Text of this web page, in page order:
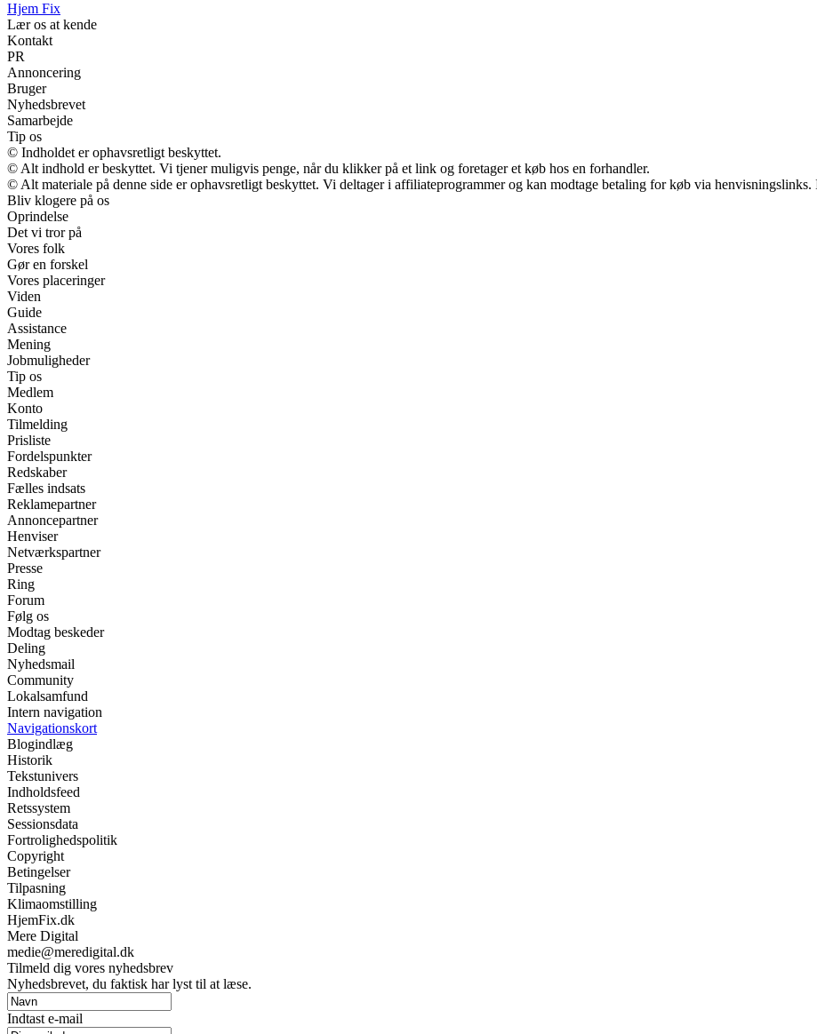
Hjem Fix
Lær os at kende
Kontakt
PR
Annoncering
Bruger
Nyhedsbrevet
Samarbejde
Tip os
© Indholdet er ophavsretligt beskyttet.
© Alt indhold er beskyttet. Vi tjener muligvis penge, når du klikker på et link og foretager et køb hos en forhandler.
© Alt materiale på denne side er ophavsretligt beskyttet. Vi deltager i affiliateprogrammer og kan modtage betaling for køb via
Bliv klogere på os
Oprindelse
Det vi tror på
Vores folk
Gør en forskel
Vores placeringer
Viden
Guide
Assistance
Mening
Jobmuligheder
Tip os
Medlem
Konto
Tilmelding
Prisliste
Fordelspunkter
Redskaber
Fælles indsats
Reklamepartner
Annoncepartner
Henviser
Netværkspartner
Presse
Ring
Forum
Følg os
Modtag beskeder
Deling
Nyhedsmail
Community
Lokalsamfund
Intern navigation
Navigationskort
Blogindlæg
Historik
Tekstunivers
Indholdsfeed
Retssystem
Sessionsdata
Fortrolighedspolitik
Copyright
Betingelser
Tilpasning
Klimaomstilling
HjemFix.dk
Mere Digital
medie@meredigital.dk
Tilmeld dig vores nyhedsbrev
Nyhedsbrevet, du faktisk har lyst til at læse.
Indtast e-mail